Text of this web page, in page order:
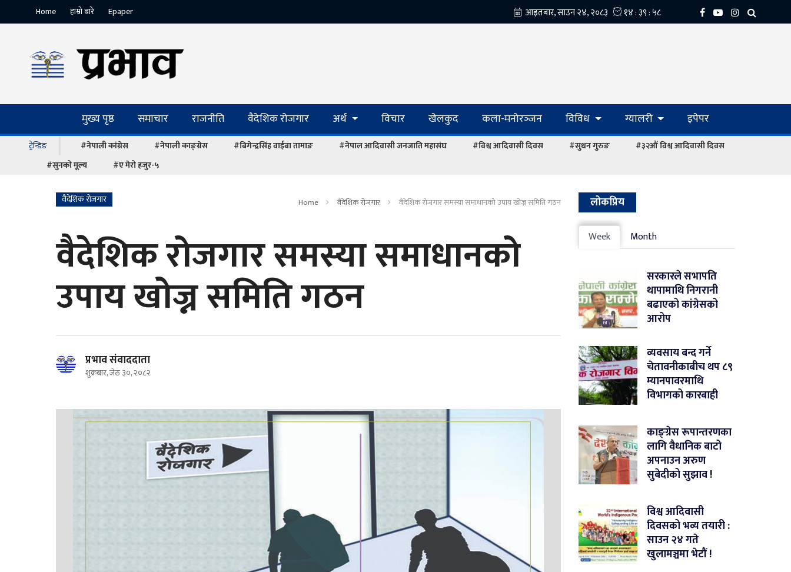
Home हाम्रो बारे Epaper
मुख्य पृष्ठ समाचार राजनीति वैदेशिक रोजगार अर्थ विचार खेलकुद कला-मनोरञ्‍जन विविध ग्यालरी इपेपर
ट्रेन्डिङ #नेपाली कांग्रेस #नेपाली काङ्ग्रेस #बिगेन्द्रसिंह वाईबा तामाङ #नेपाल आदिवासी जनजाति महासंघ #विश्व आदिवासी दिवस #सुधन गुरुङ
#३२औं विश्व आदिवासी दिवस
#सुनको मूल्य
#ए मेरो हजुर-५
वैदेशिक रोजगार Home वैदेशिक रोजगार वैदेशिक रोजगार समस्या समाधानको उपाय खोज्न समिति गठन
वैदेशिक रोजगार समस्या समाधानको
उपाय खोज्न समिति गठन
प्रभाव संवाददाता
शुक्रबार, जेठ ३०, २०८२
लोकप्रिय
Week Month
सरकारले सभापति
थापामाथि निगरानी
बढाएको कांग्रेसको
आरोप
व्यवसाय बन्द गर्ने
चेतावनीकाबीच थप ८९
म्यानपावरमाथि
विभागको कारबाही
काङ्ग्रेस रूपान्तरणका
लागि वैधानिक बाटो
अपनाउन अरुण
सुबेदीको सुझाव !
विश्व आदिवासी
दिवसको भव्य तयारी :
साउन २४ गते
खुलामञ्चमा भेटौं !